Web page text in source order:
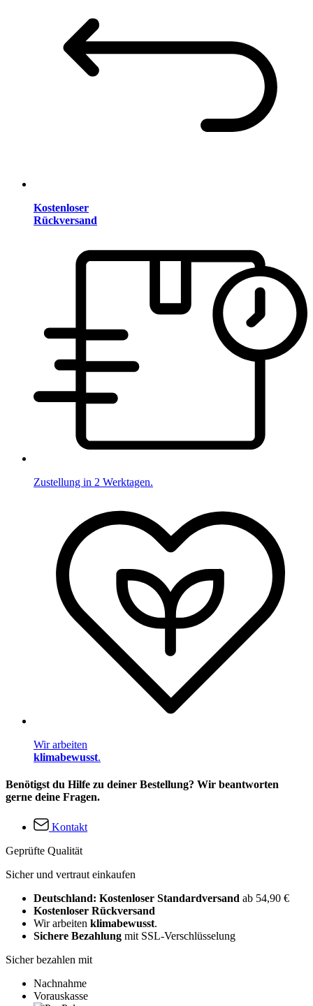
Kostenloser
Rückversand
Zustellung in 2 Werktagen.
Wir arbeiten
klimabewusst.
Benötigst du Hilfe zu deiner Bestellung? Wir beantworten
gerne deine Fragen.
Kontakt
Geprüfte Qualität
Sicher und vertraut einkaufen
Deutschland: Kostenloser Standardversand ab 54,90 €
Kostenloser Rückversand
Wir arbeiten klimabewusst.
Sichere Bezahlung mit SSL-Verschlüsselung
Sicher bezahlen mit
Nachnahme
Vorauskasse